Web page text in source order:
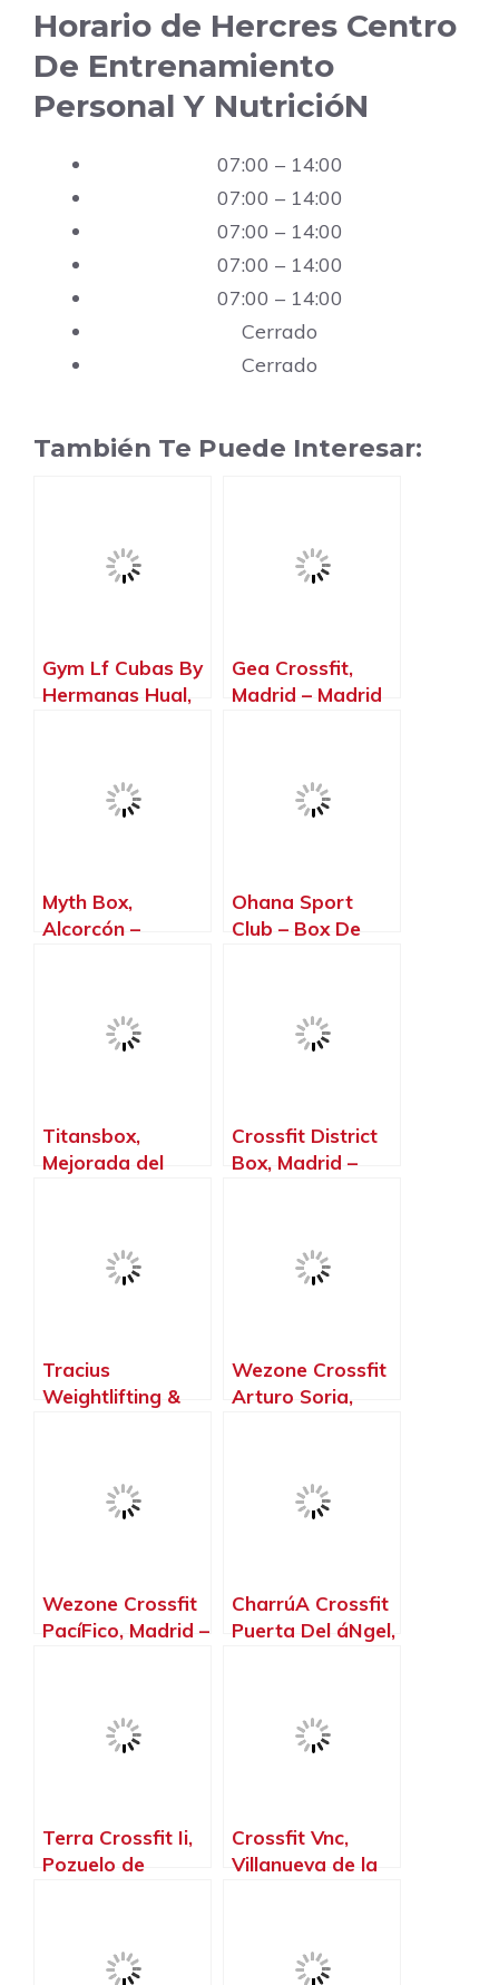
Horario de Hercres Centro
De Entrenamiento
Personal Y NutricióN
07:00 – 14:00
07:00 – 14:00
07:00 – 14:00
07:00 – 14:00
07:00 – 14:00
Cerrado
Cerrado
También Te Puede Interesar:
Gym Lf Cubas By
Hermanas Hual,
Gea Crossfit,
Madrid – Madrid
Myth Box,
Alcorcón –
Ohana Sport
Club – Box De
Titansbox,
Mejorada del
Crossfit District
Box, Madrid –
Tracius
Weightlifting &
Wezone Crossfit
Arturo Soria,
Wezone Crossfit
PacíFico, Madrid –
CharrúA Crossfit
Puerta Del áNgel,
Terra Crossfit Ii,
Pozuelo de
Crossfit Vnc,
Villanueva de la